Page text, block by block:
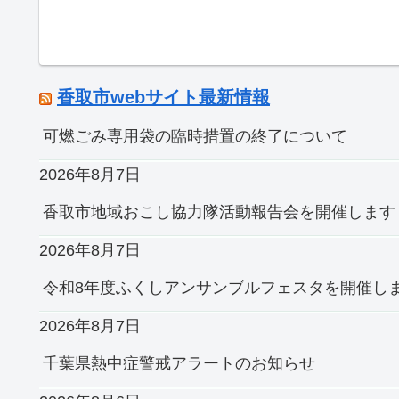
香取市webサイト最新情報
可燃ごみ専用袋の臨時措置の終了について
2026年8月7日
香取市地域おこし協力隊活動報告会を開催します
2026年8月7日
令和8年度ふくしアンサンブルフェスタを開催し
2026年8月7日
千葉県熱中症警戒アラートのお知らせ